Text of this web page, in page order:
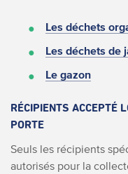
Les déchets
Les déchets de
Le gazon
RÉCIPIENTS ACCEPTÉ
PORTE
Seuls les récipients
autorisés pour la